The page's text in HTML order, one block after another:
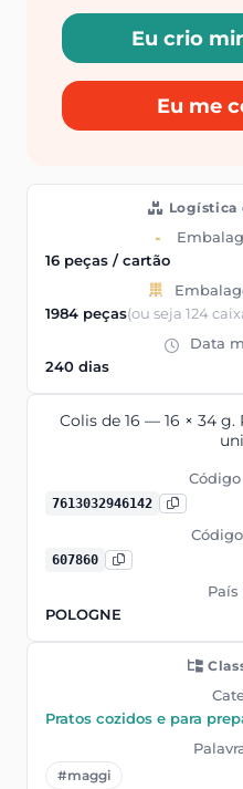
Eu crio
Eu me
Logística
16 peças / cartão
1984 peças(ou seja 124
Data
240 dias
Colis de 16 — 16 × 34 g.
7613032946142
607860
POLOGNE
Pratos cozidos e para
#maggi